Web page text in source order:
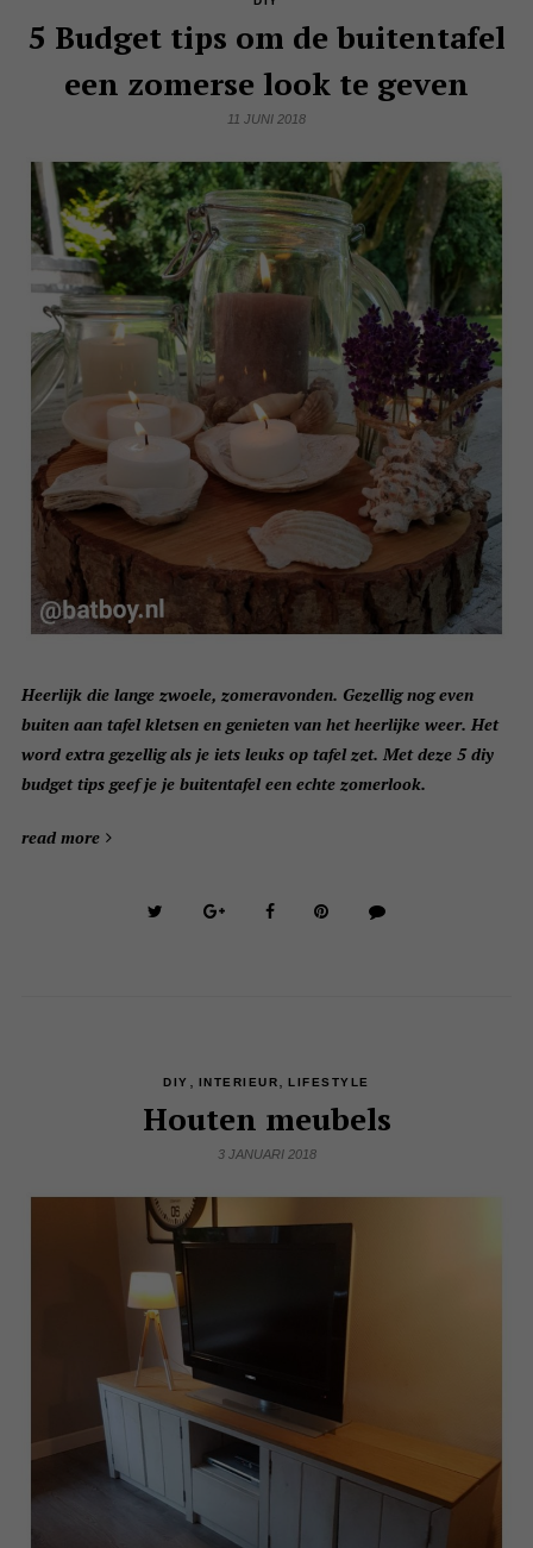
5 Budget tips om de buitentafel
een zomerse look te geven
11 JUNI 2018
Heerlijk die lange zwoele, zomeravonden. Gezellig nog even
buiten aan tafel kletsen en genieten van het heerlijke weer. Het
word extra gezellig als je iets leuks op tafel zet. Met deze 5 diy
budget tips geef je je buitentafel een echte zomerlook.
read more
DIY INTERIEUR ,LIFESTYLE
Houten meubels
3 JANUARI 2018